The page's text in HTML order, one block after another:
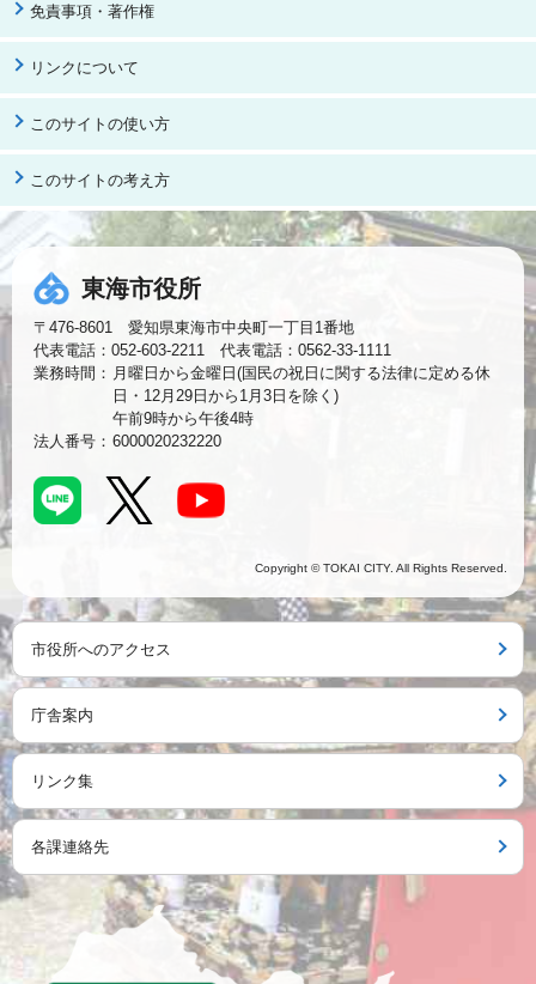
免責事項・著作権
リンクについて
このサイトの使い方
このサイトの考え方
東海市役所
〒476-8601 愛知県東海市中央町一丁目1番地
代表電話：052-603-2211 代表電話：0562-33-1111
業務時間： 月曜日から金曜日(国民の祝日に関する法律に定める休
日・12月29日から1月3日を除く)
午前9時から午後4時
法人番号： 6000020232220
Copyright © TOKAI CITY. All Rights Reserved.
市役所へのアクセス
庁舎案内
リンク集
各課連絡先